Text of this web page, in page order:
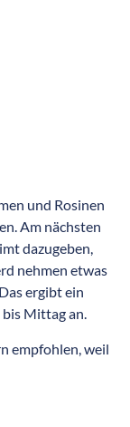
und Rosinen
Am nächsten
dazugeben,
nehmen etwas
ergibt ein
Mittag an.
empfohlen, weil